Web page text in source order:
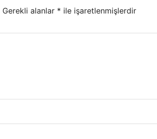
Gerekli alanlar * ile işaretlenmişlerdir